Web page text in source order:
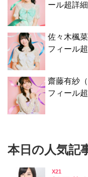
ール超詳
佐々木楓
フィール
齋藤有紗
フィール
本日の人気記